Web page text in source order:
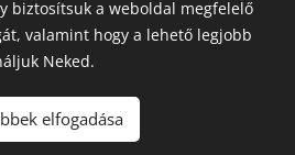
a Szerződéstől
biztosítsuk a weboldal megfelelő
valamint hogy a lehető legjobb
Neked.
elfogadása